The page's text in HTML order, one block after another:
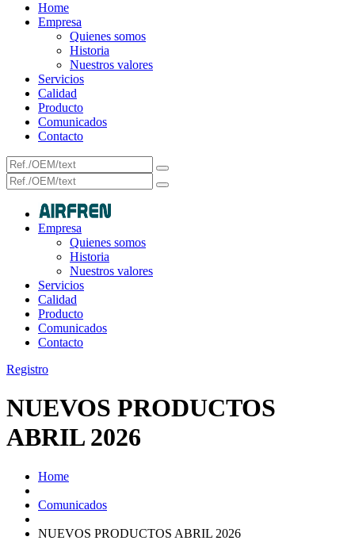
Home
Empresa
Quienes somos
Historia
Nuestros valores
Servicios
Calidad
Producto
Comunicados
Contacto
Empresa
Quienes somos
Historia
Nuestros valores
Servicios
Calidad
Producto
Comunicados
Contacto
Registro
NUEVOS PRODUCTOS
ABRIL 2026
Home
Comunicados
NUEVOS PRODUCTOS ABRIL 2026